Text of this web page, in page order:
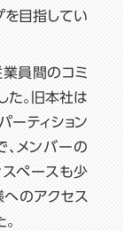
を目指してい
業員間のコミ
た。旧本社は
ーティション
メンバーの
スペースも少
のアクセス